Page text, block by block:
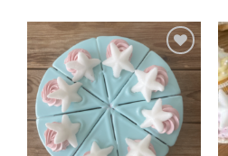
Προσθήκη
στα
Αγαπημένα!